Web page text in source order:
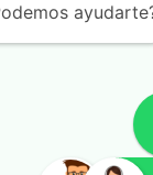
SN. All